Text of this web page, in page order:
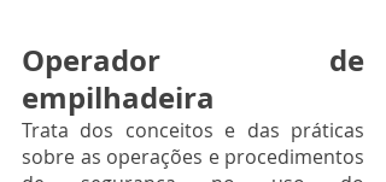
Operador de
empilhadeira
Trata dos conceitos e das práticas
sobre as operações e procedimentos